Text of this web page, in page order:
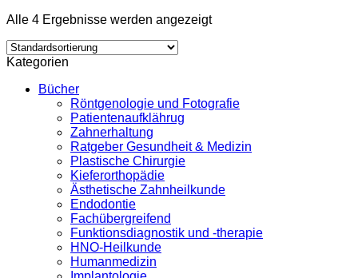
Alle 4 Ergebnisse werden angezeigt
Kategorien
Bücher
Röntgenologie und Fotografie
Patientenaufklährug
Zahnerhaltung
Ratgeber Gesundheit & Medizin
Plastische Chirurgie
Kieferorthopädie
Ästhetische Zahnheilkunde
Endodontie
Fachübergreifend
Funktionsdiagnostik und -therapie
HNO-Heilkunde
Humanmedizin